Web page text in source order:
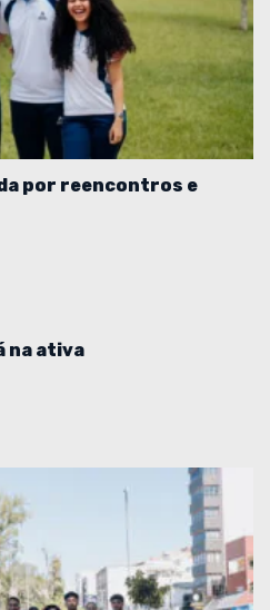
por reencontros e
na ativa